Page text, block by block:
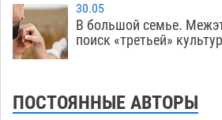
30.05
В большой семье.
поиск «третьей»
ПОСТОЯННЫЕ АВТОРЫ